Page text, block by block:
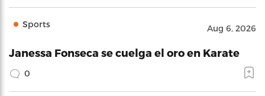
Sports Aug 6, 2026
Janessa Fonseca se cuelga el oro en Karate
0